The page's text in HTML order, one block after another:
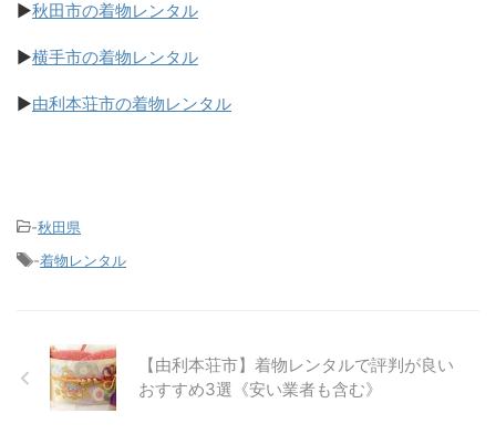
▶秋田市の着物レンタル
▶横手市の着物レンタル
▶由利本荘市の着物レンタル
-秋田県
-着物レンタル
【由利本荘市】着物レンタルで評判が良い
おすすめ3選《安い業者も含む》